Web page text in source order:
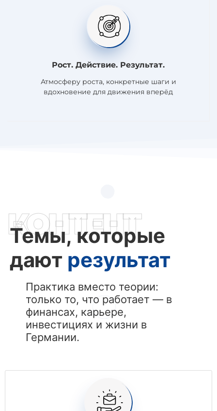
Рост. Действие. Результат.
Атмосферу роста, конкретные шаги и
вдохновение для движения вперёд
КОНТЕНТ
Темы, которые
дают результат
Практика вместо теории:
только то, что работает — в
финансах, карьере,
инвестициях и жизни в
Германии.